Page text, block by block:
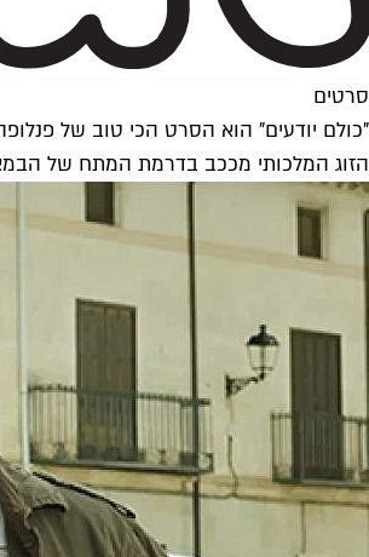
סרטים
"כולם יודעים" הוא הסרט הכי טוב של
הזוג המלכותי מככב בדרמת המתח של